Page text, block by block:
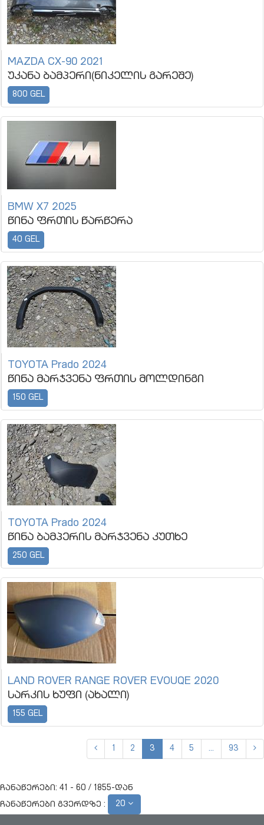
MAZDA CX-90 2021
უკანა ბამპერი(ნიკელის გარეშე)
800 GEL
BMW X7 2025
წინა ფრთის წარწერა
40 GEL
TOYOTA Prado 2024
წინა მარჯვენა ფრთის მოლდინგი
150 GEL
TOYOTA Prado 2024
წინა ბამპერის მარჯვენა კუთხე
250 GEL
LAND ROVER RANGE ROVER EVOUQE 2020
სარკის ხუფი (ახალი)
155 GEL
1 2 3 4 5 ... 93
ჩანაწერები: 41 - 60 / 1855-დან
ჩანაწერები გვერდზე :
20